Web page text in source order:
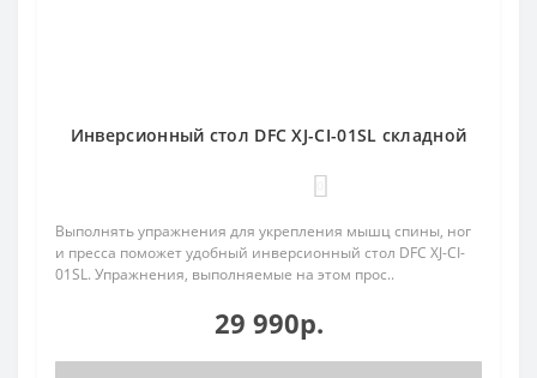
Инверсионный стол DFC XJ-CI-01SL складной
Выполнять упражнения для укрепления мышц спины, ног
и пресса поможет удобный инверсионный стол DFC XJ-CI-
01SL. Упражнения, выполняемые на этом прос..
29 990р.